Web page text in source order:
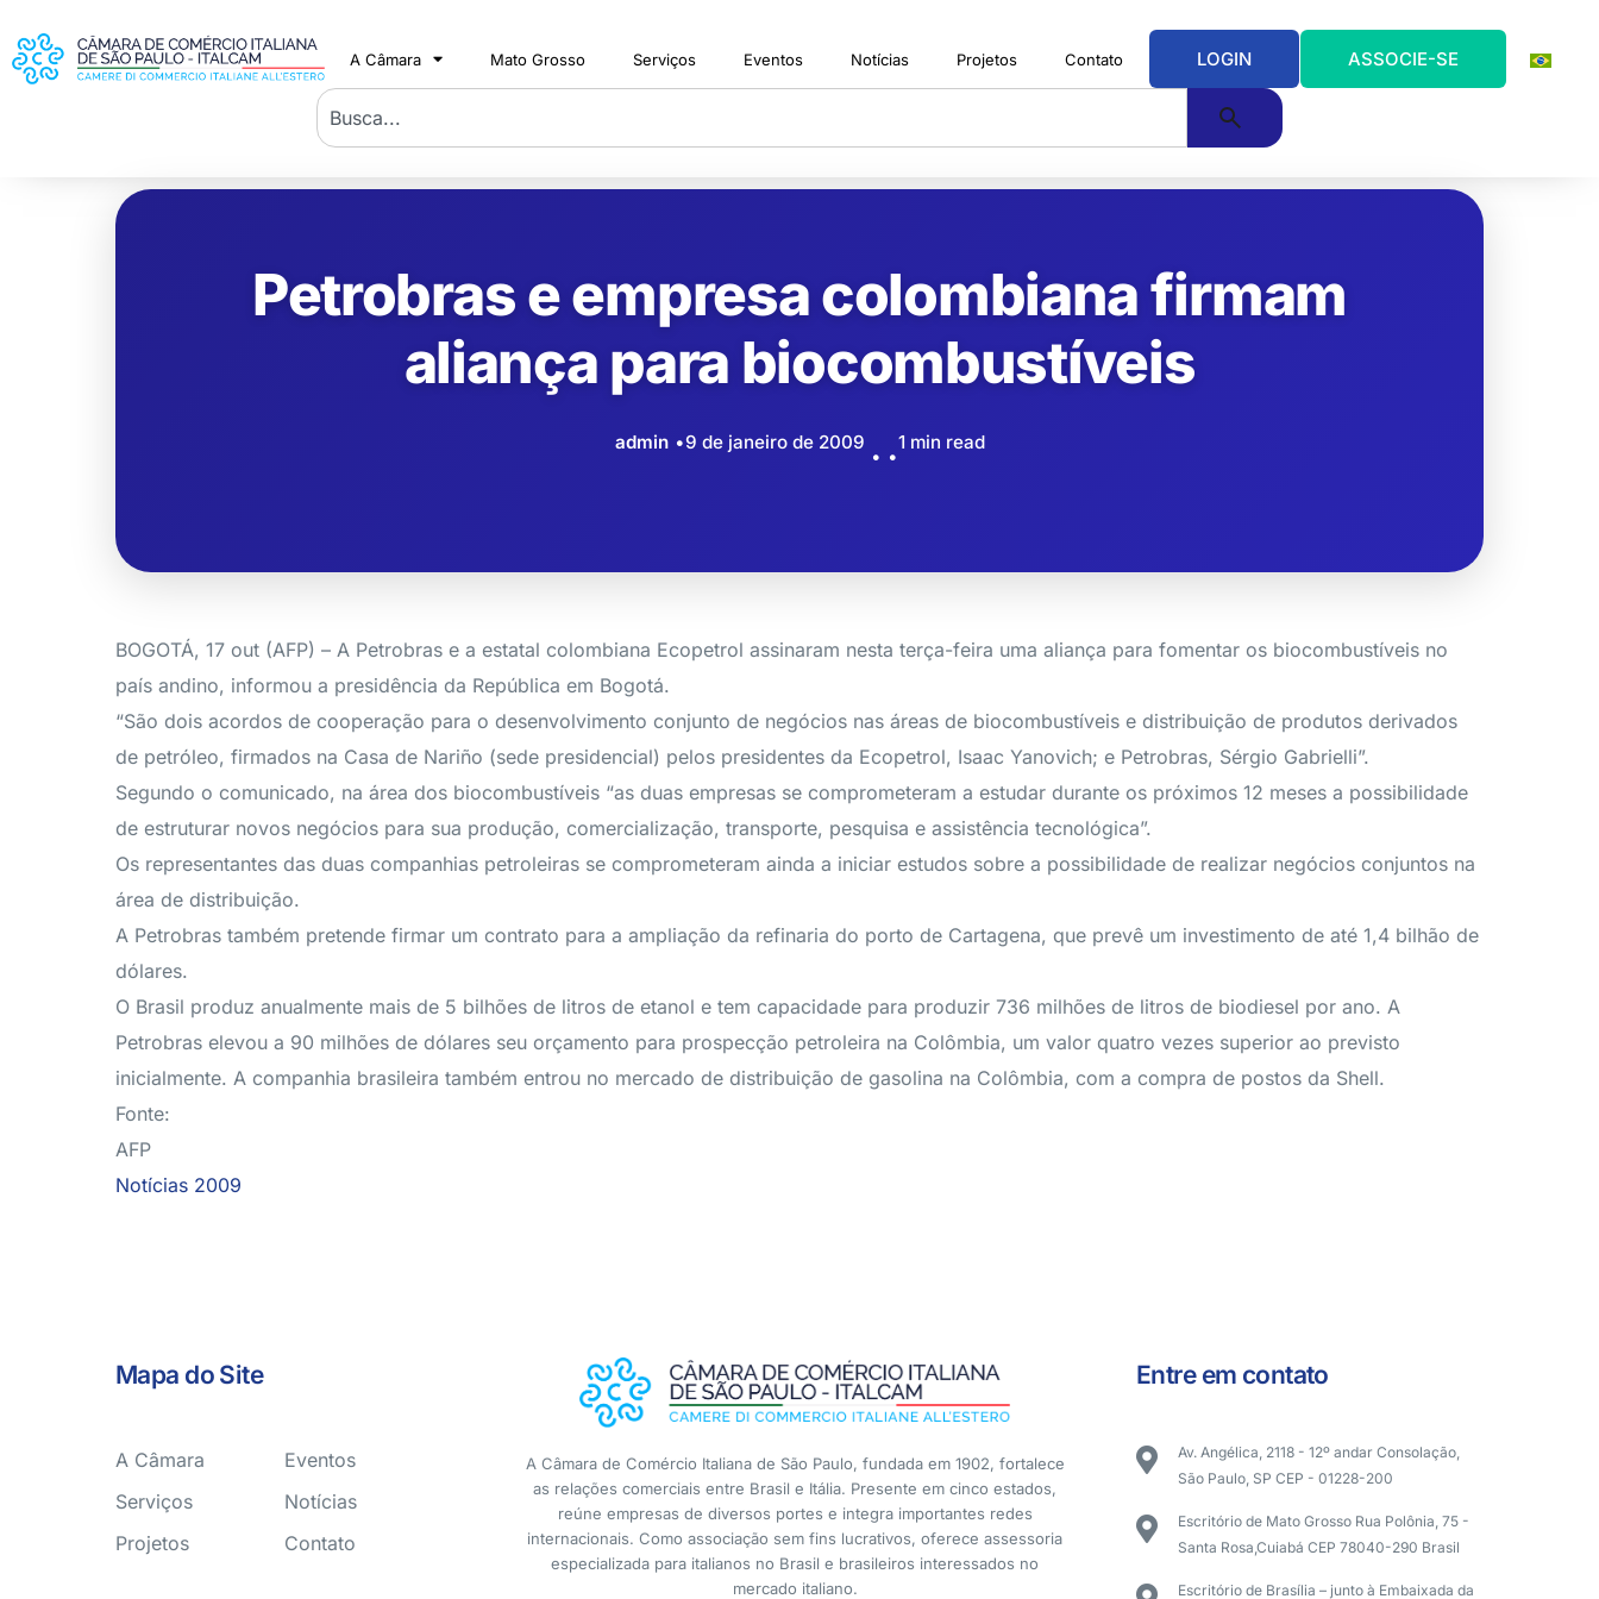
A Câmara Mato Grosso Serviços Eventos Notícias Projetos Contato LOGIN ASSOCIE-SE
Petrobras e empresa colombiana firmam
aliança para biocombustíveis
admin 9 de janeiro de 2009 1 min read
BOGOTÁ, 17 out (AFP) – A Petrobras e a estatal colombiana Ecopetrol assinaram nesta terça-feira uma aliança para fomentar os biocombustíveis no
país andino, informou a presidência da República em Bogotá.
“São dois acordos de cooperação para o desenvolvimento conjunto de negócios nas áreas de biocombustíveis e distribuição de produtos derivados
de petróleo, firmados na Casa de Nariño (sede presidencial) pelos presidentes da Ecopetrol, Isaac Yanovich; e Petrobras, Sérgio Gabrielli”.
Segundo o comunicado, na área dos biocombustíveis “as duas empresas se comprometeram a estudar durante os próximos 12 meses a possibilidade
de estruturar novos negócios para sua produção, comercialização, transporte, pesquisa e assistência tecnológica”.
Os representantes das duas companhias petroleiras se comprometeram ainda a iniciar estudos sobre a possibilidade de realizar negócios conjuntos na
área de distribuição.
A Petrobras também pretende firmar um contrato para a ampliação da refinaria do porto de Cartagena, que prevê um investimento de até 1,4 bilhão de
dólares.
O Brasil produz anualmente mais de 5 bilhões de litros de etanol e tem capacidade para produzir 736 milhões de litros de biodiesel por ano. A
Petrobras elevou a 90 milhões de dólares seu orçamento para prospecção petroleira na Colômbia, um valor quatro vezes superior ao previsto
inicialmente. A companhia brasileira também entrou no mercado de distribuição de gasolina na Colômbia, com a compra de postos da Shell.
Fonte:
AFP
Notícias 2009
Mapa do Site
A Câmara
Serviços
Projetos
Eventos
Notícias
Contato
A Câmara de Comércio Italiana de São Paulo, fundada em 1902, fortalece
as relações comerciais entre Brasil e Itália. Presente em cinco estados,
reúne empresas de diversos portes e integra importantes redes
internacionais. Como associação sem fins lucrativos, oferece assessoria
especializada para italianos no Brasil e brasileiros interessados no
mercado italiano.
Entre em contato
Av. Angélica, 2118 - 12º andar Consolação,
São Paulo, SP CEP - 01228-200
Escritório de Mato Grosso Rua Polônia, 75 -
Santa Rosa,Cuiabá CEP 78040-290 Brasil
Escritório de Brasília – junto à Embaixada da